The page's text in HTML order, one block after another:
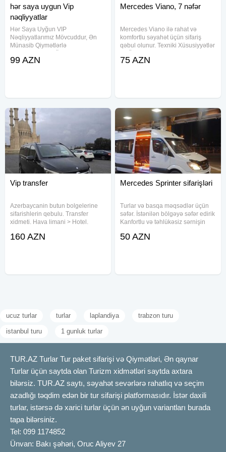
hər saya uygun Vip
nəqliyyatlar
Hər Saya Uyğun VIP
Nəqliyyatlarımız Mövcuddur, Ən
Münasib Qiymətlərlə
İstiqamətə Sifariş Edə Bilərsiniz 8,
99 AZN
Mercedes Viano, 7 nəfər
Mercedes Viano ilə rahat və
komfortlu səyahət üçün sifariş
qəbul olunur. Texniki Xüsusiyyətlər
7 nəfər - Komfort səviyyəsi: Geniş
75 AZN
Vip transfer
Azerbaycanin butun bolgelerine
sifarishlerin qebulu. Transfer
xidmeti. Hava limani > Hotel.
gundelik icare surucu ile birlikde.
160 AZN
Mercedes Sprinter sifarişləri
Turlar və basqa məqsədlər üçün
səfər. İstənilən bölgəyə səfər edirik
Kanfortlu və təhlükəsiz sərnişin
daşıma xidməti Bakı daxili və
50 AZN
ucuz turlar turlar laplandiya trabzon turu
istanbul turu 1 gunluk turlar
TUR.AZ Turlar Tur paket sifarişi və Qiymətləri, Ən qaynar
Turlar üçün saytda olan Turizm xidmətləri saytda axtara
bilərsiz. TUR.AZ saytı, səyahət sevərlərə rahatlıq və seçim
azadlığı təqdim edən bir tur sifarişi platformasıdır. İstər daxili
turlar, istərsə də xarici turlar üçün ən uyğun variantları burada
tapa bilərsiniz.
Tel: 099 1174852
Ünvan: Bakı şəhəri, Oruc Aliyev 27